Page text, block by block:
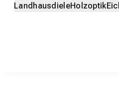
LandhausdieleHolzoptik